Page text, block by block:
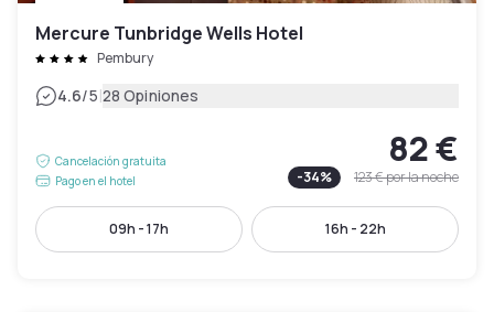
Mercure Tunbridge Wells Hotel
Pembury
4.6/5|28 Opiniones
Cancelación gratuita
Pago en el hotel
82 €
-34% 123 €por la noche
09h - 17h 16h - 22h